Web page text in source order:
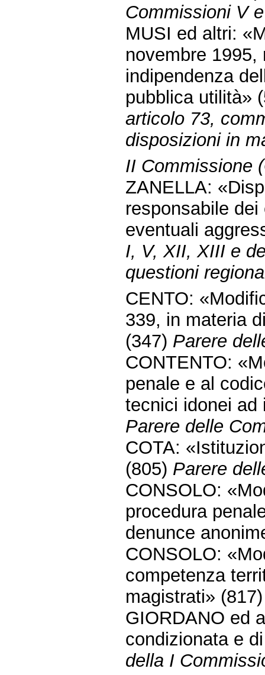
Commissioni V
MUSI ed altri:
novembre
indipendenza
pubblica utilità»
articolo 73,
disposizioni in
II Commissione
ZANELLA:
responsabile
eventuali
I, V, XII, XIII e
questioni
CENTO:
339, in materia
(347) Parere
CONTENTO:
penale e al
tecnici idonei ad
Parere delle
COTA:
(805) Parere
CONSOLO:
procedura
denunce
CONSOLO:
competenza
magistrati»
GIORDANO ed
condizionata e
della I